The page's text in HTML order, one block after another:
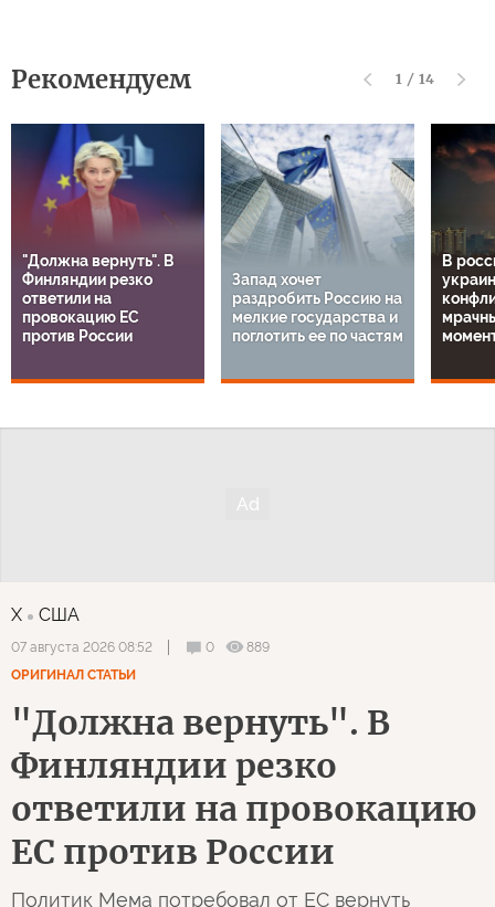
Рекомендуем 1 / 14
"Должна вернуть". В
Финляндии резко
ответили на
провокацию ЕС
против России
Запад хочет
раздробить Россию на
мелкие государства и
поглотить ее по частям
В
X США
07 августа 2026 08:52 0
889
ОРИГИНАЛ СТАТЬИ
"Должна вернуть". В
Финляндии резко
ответили на провокацию
ЕС против России
Политик Мема потребовал от ЕС вернуть